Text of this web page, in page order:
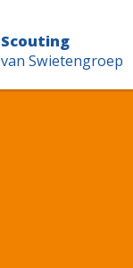
Scouting
van Swietengroep